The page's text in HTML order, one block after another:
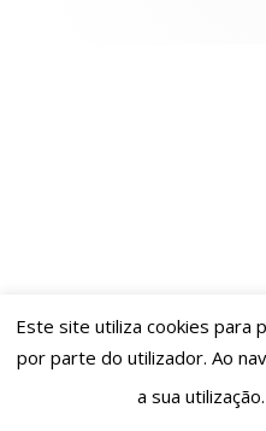
Este site utiliza cookies para
por parte do utilizador. Ao
a sua utilização.